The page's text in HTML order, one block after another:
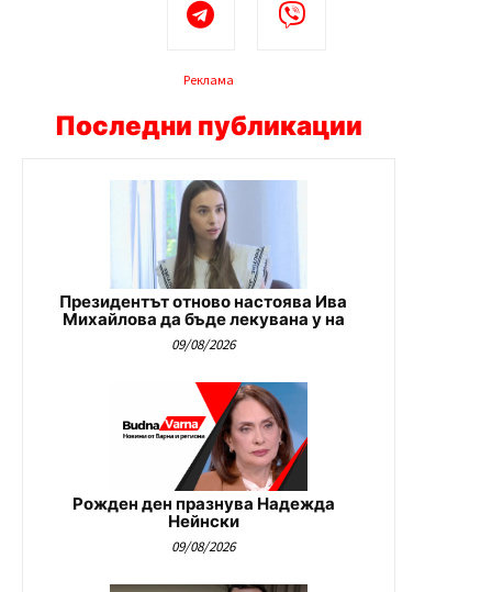
Реклама
Последни публикации
Президентът отново настоява Ива
Михайлова да бъде лекувана у на
09/08/2026
Рожден ден празнува Надежда
Нейнски
09/08/2026